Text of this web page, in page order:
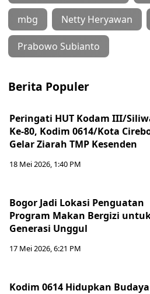
mbg Netty Heryawan
Prabowo Subianto
Berita Populer
Peringati HUT Kodam III/
Ke-80, Kodim 0614/Kota
Gelar Ziarah TMP Kesenden
18 Mei 2026, 1:40 PM
Bogor Jadi Lokasi Penguatan
Program Makan Bergizi
Generasi Unggul
17 Mei 2026, 6:21 PM
Kodim 0614 Hidupkan Budaya